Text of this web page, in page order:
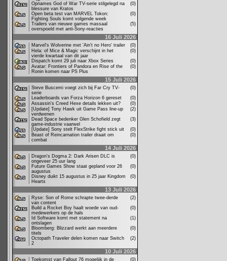
Opnames God of War TV-serie stilgelegd na
blessure van Kratos
(0)
Open beta test van MARVEL Tokon:
Fighting Souls komt volgende week
(0)
Trailers van nieuwe games massaal
overspoeld met anti-Sony-reacties
(5)
16 Juli 2026
Marvel's Wolverine met 'Ain't no Hero' trailer
(0)
Hela: of Mice & Magic verschijnt in het
vierde kwartaal van dit jaar
(0)
Dispatch komt 29 juli naar Xbox Series
(0)
Avatar: Frontiers of Pandora en Rise of the
Ronin komen naar PS Plus
(0)
15 Juli 2026
Steve Buscemi voegt zich bij Far Cry TV-
serie
(0)
Leaderboards van Forza Horizon 6 gereset
(0)
Assassin's Creed Hexe details lekken uit?
(0)
[Update] Tony Hawk uit Game Pass line-up
verdwenen
(2)
Dead Space bedenker Glen Schofield zegt
game-industrie vaarwel
(3)
[Update] Sony stelt FlexStrike fight stick uit
(0)
Beast of Reincarnation trailer draait om
combat
(0)
14 Juli 2026
Dragon's Dogma 2: Dark Arisen DLC is
ongeveer 25 uur lang
(0)
Future Games Show staat gepland voor 26
augustus
(0)
Disney duikt 15 augustus in 25 jaar Kingdom
Hearts
(0)
13 Juli 2026
Ryse: Son of Rome schrapte twee-derde
van content
(2)
Build a Rocket Boy haalt woede van oud-
medewerkers op de hals
(0)
Id Software komt met statement na
ontslagen
(1)
Bloomberg: Blizzard werkt aan meerdere
titels
(0)
Octopath Traveler delen komen naar Switch
2
(2)
10 Juli 2026
Toekomst van Fallout 76 mogelijk in de (0)